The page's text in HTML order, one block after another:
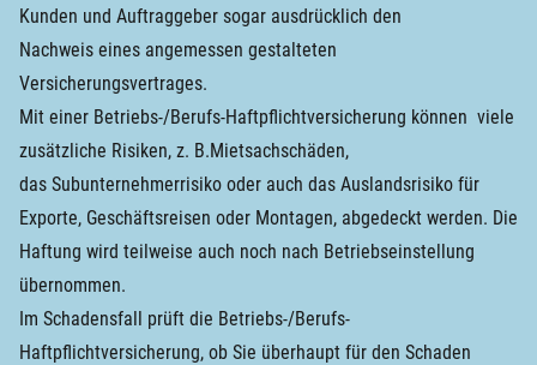
Kunden und Auftraggeber sogar ausdrücklich den
Nachweis eines angemessen gestalteten
Versicherungsvertrages.
Mit einer Betriebs-/Berufs-Haftpflichtversicherung können viele
zusätzliche Risiken, z. B.Mietsachschäden,
das Subunternehmerrisiko oder auch das Auslandsrisiko für
Exporte, Geschäftsreisen oder Montagen, abgedeckt werden. Die
Haftung wird teilweise auch noch nach Betriebseinstellung
übernommen.
Im Schadensfall prüft die Betriebs-/Berufs-
Haftpflichtversicherung, ob Sie überhaupt für den Schaden